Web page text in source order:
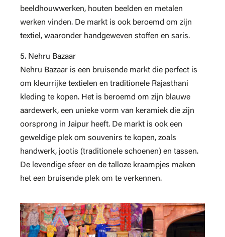
beeldhouwwerken, houten beelden en metalen
werken vinden. De markt is ook beroemd om zijn
textiel, waaronder handgeweven stoffen en saris.
5. Nehru Bazaar
Nehru Bazaar is een bruisende markt die perfect is
om kleurrijke textielen en traditionele Rajasthani
kleding te kopen. Het is beroemd om zijn blauwe
aardewerk, een unieke vorm van keramiek die zijn
oorsprong in Jaipur heeft. De markt is ook een
geweldige plek om souvenirs te kopen, zoals
handwerk, jootis (traditionele schoenen) en tassen.
De levendige sfeer en de talloze kraampjes maken
het een bruisende plek om te verkennen.